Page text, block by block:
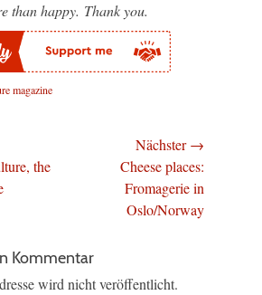
than happy. Thank you.
magazine
the
Nächster →
Cheese places:
Fromagerie in
Oslo/Norway
Kommentar
wird nicht veröffentlicht.